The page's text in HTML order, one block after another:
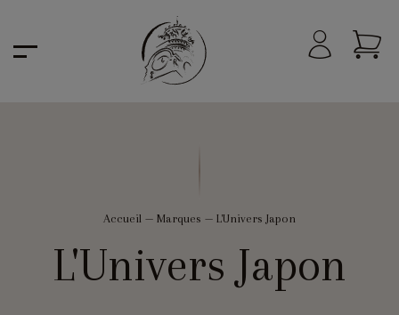
Accueil — Marques — L'Univers Japon
L'Univers Japon